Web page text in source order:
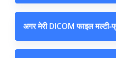
अगर मेरी DICOM फाइल